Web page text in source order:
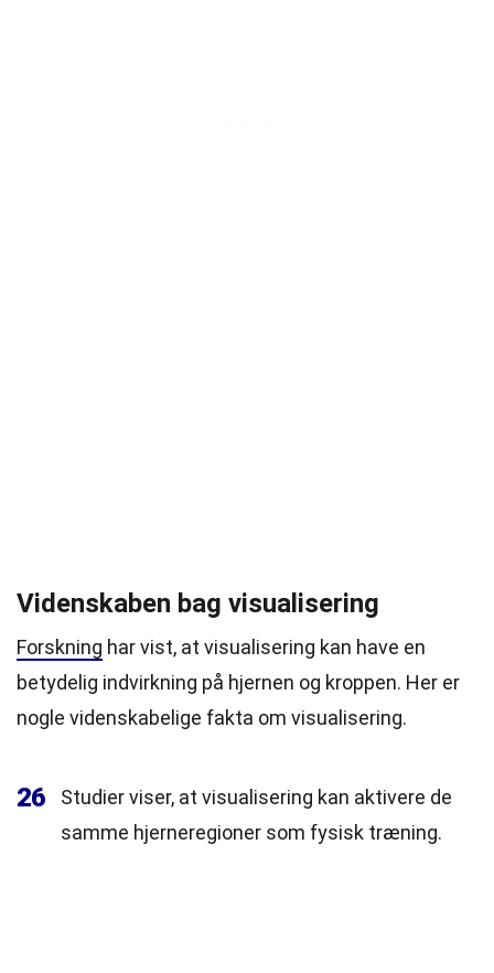
Videnskaben bag visualisering
Forskning har vist, at visualisering kan have en
betydelig indvirkning på hjernen og kroppen. Her er
nogle videnskabelige fakta om visualisering.
26
Studier viser, at visualisering kan aktivere de
samme hjerneregioner som fysisk træning.